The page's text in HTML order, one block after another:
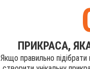
ПРИКРАСА,
Якщо правильно